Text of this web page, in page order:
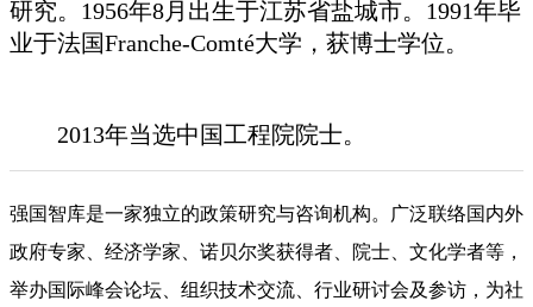
研究。1956年8月出生于江苏省盐城市。1991年毕
业于法国Franche-Comté大学，获博士学位。
2013年当选中国工程院院士。
强国智库是一家独立的政策研究与咨询机构。广泛联络国内外
政府专家、经济学家、诺贝尔奖获得者、院士、文化学者等，
举办国际峰会论坛、组织技术交流、行业研讨会及参访，为社